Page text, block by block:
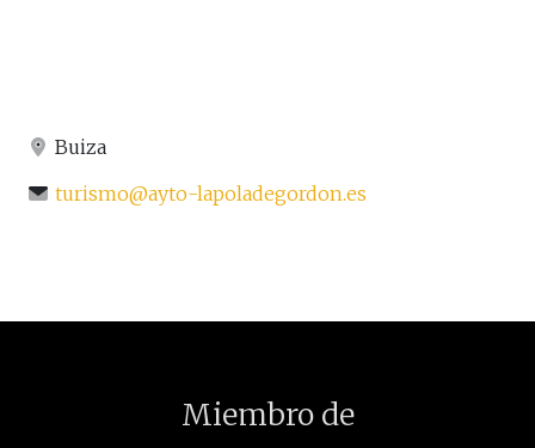
Buiza
turismo@ayto-lapoladegordon.es
Miembro de